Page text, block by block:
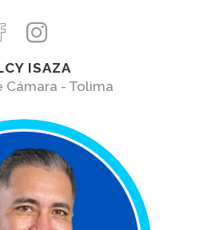
ISAZA
Cámara - Tolima